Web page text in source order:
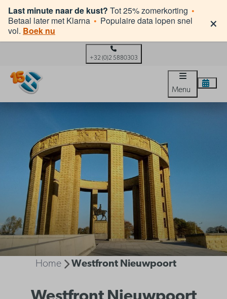
Last minute naar de kust? Tot 25% zomerkorting •
Betaal later met Klarna • Populaire data lopen snel
vol. Boek nu ×
+32 (0)2 5880303
Menu
Home Westfront Nieuwpoort